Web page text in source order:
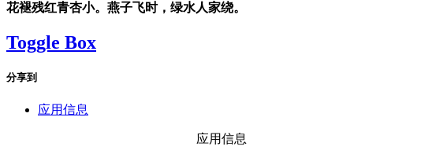
花褪残红青杏小。燕子飞时，绿水人家绕。
Toggle Box
分享到
应用信息
应用信息